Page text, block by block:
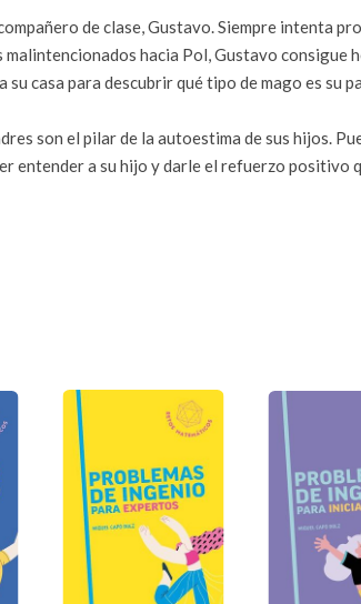
de clase, Gustavo. Siempre intenta
malintencionados hacia Pol, Gustavo
casa para descubrir qué tipo de mago es su
son el pilar de la autoestima de sus hijos.
entender a su hijo y darle el refuerzo